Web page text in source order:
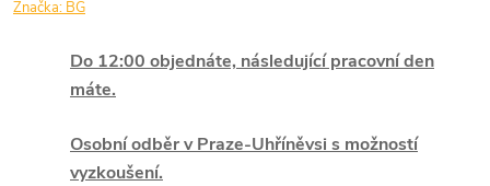
Značka: BG
Do 12:00 objednáte, následující pracovní den
máte.
Osobní odběr v Praze-Uhříněvsi s možností
vyzkoušení.